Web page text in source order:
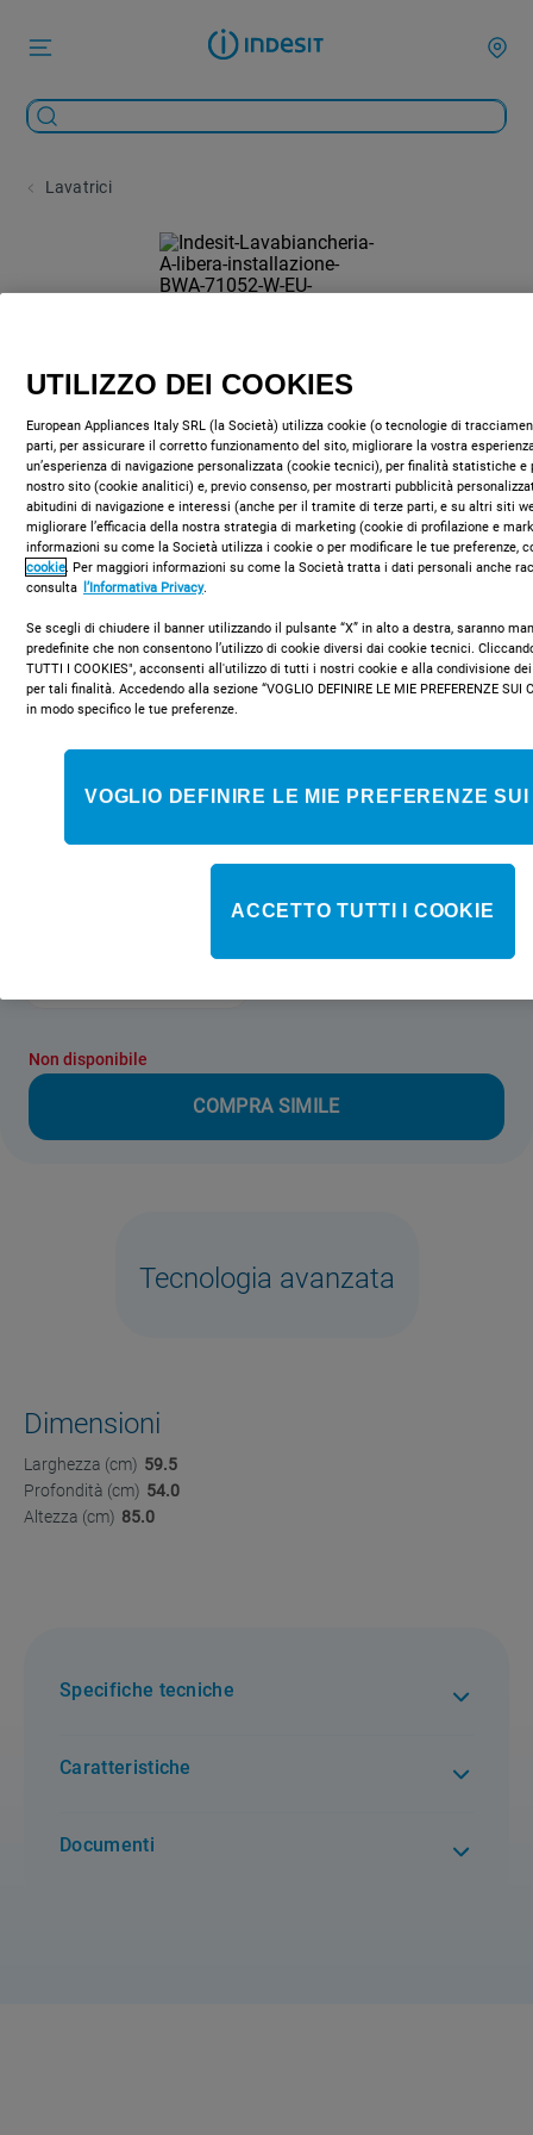
Lavatrici
BWA 71052 W EU
giri al minuto ad alta efficienza. Colore bianco.
Non disponibile
COMPRA SIMILE
Tecnologia avanzata
Dimensioni
Larghezza (cm) 59.5
Profondità (cm) 54.0
Altezza (cm) 85.0
Specifiche tecniche
Caratteristiche
Documenti
UTILIZZO DEI COOKIES
European Appliances Italy SRL (la Società) utilizza cookie (o tecnologie di
parti, per assicurare il corretto funzionamento del sito, migliorare la vostra
un’esperienza di navigazione personalizzata (cookie tecnici), per finalità statistiche e
nostro sito (cookie analitici) e, previo consenso, per mostrarti pubblicità
abitudini di navigazione e interessi (anche per il tramite di terze parti, e su altri siti
migliorare l’efficacia della nostra strategia di marketing (cookie di profilazione e
informazioni su come la Società utilizza i cookie o per modificare le tue preferenze,
cookie. Per maggiori informazioni su come la Società tratta i dati personali anche
consulta l’Informativa Privacy.
Se scegli di chiudere il banner utilizzando il pulsante “X” in alto a destra, saranno
predefinite che non consentono l’utilizzo di cookie diversi dai cookie tecnici.
TUTTI I COOKIES", acconsenti all'utilizzo di tutti i nostri cookie e alla condivisione
per tali finalità. Accedendo alla sezione “VOGLIO DEFINIRE LE MIE PREFERENZE SUI
in modo specifico le tue preferenze.
VOGLIO DEFINIRE LE MIE PREFERENZE
ACCETTO TUTTI I COOKIE